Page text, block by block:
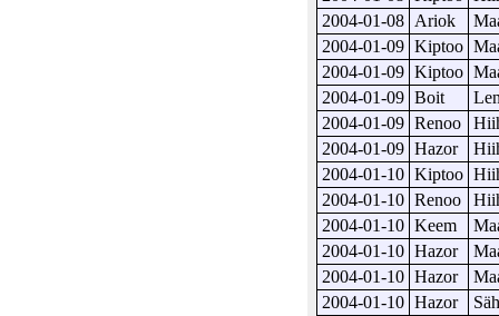
2004-01-08 Ariok
2004-01-09 Kiptoo
2004-01-09 Kiptoo
2004-01-09 Boit
2004-01-09 Renoo
2004-01-09 Hazor
2004-01-10 Kiptoo
2004-01-10 Renoo
2004-01-10 Keem
2004-01-10 Hazor
2004-01-10 Hazor
2004-01-10 Hazor